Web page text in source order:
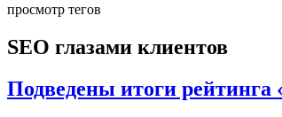
просмотр тегов
SEO глазами клиентов
Подведены итоги рейтинга